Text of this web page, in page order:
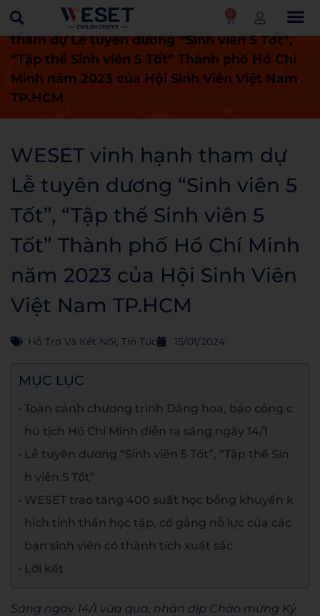
0
Trang chủ Tin tức
WESET vinh hạnh
tham dự Lễ tuyên dương “Sinh viên 5 Tốt”,
“Tập thể Sinh viên 5 Tốt” Thành phố Hồ Chí
Minh năm 2023 của Hội Sinh Viên Việt Nam
TP.HCM
WESET vinh hạnh tham dự
Lễ tuyên dương “Sinh viên 5
Tốt”, “Tập thể Sinh viên 5
Tốt” Thành phố Hồ Chí Minh
năm 2023 của Hội Sinh Viên
Việt Nam TP.HCM
Hỗ Trợ Và Kết Nối, Tin Tức 15/01/2024
MỤC LỤC
Toàn cảnh chương trình Dâng hoa, báo công c
hủ tịch Hồ Chí Minh diễn ra sáng ngày 14/1
Lễ tuyên dương “Sinh viên 5 Tốt”, “Tập thể Sin
h viên 5 Tốt”
WESET trao tặng 400 suất học bổng khuyến k
hích tinh thần học tập, cố gắng nỗ lực của các
bạn sinh viên có thành tích xuất sắc
Lời kết
Sáng ngày 14/1 vừa qua, nhân dịp Chào mừng Kỷ